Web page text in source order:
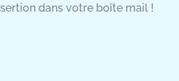
dans votre boîte mail !